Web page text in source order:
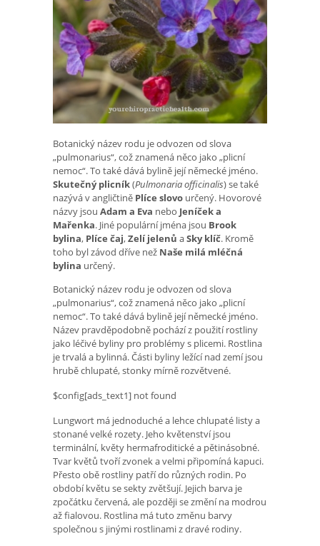
Botanický název rodu je odvozen od slova
„pulmonarius“, což znamená něco jako „plicní
nemoc“. To také dává bylině její německé jméno.
Skutečný plicník(Pulmonaria officinalis) se také
nazývá v angličtině Plíce slovo určený. Hovorové
názvy jsou Adam a Eva nebo Jeníček a
Mařenka. Jiné populární jména jsou Brook
bylina, Plíce čaj,Zelí jelenů aSky klíč. Kromě
toho byl závod dříve než Naše milá mléčná
bylina určený.
Botanický název rodu je odvozen od slova
„pulmonarius“, což znamená něco jako „plicní
nemoc“. To také dává bylině její německé jméno.
Název pravděpodobně pochází z použití rostliny
jako léčivé byliny pro problémy s plicemi. Rostlina
je trvalá a bylinná. Části byliny ležící nad zemí jsou
hrubě chlupaté, stonky mírně rozvětvené.
$config[ads_text1] not found
Lungwort má jednoduché a lehce chlupaté listy a
stonané velké rozety. Jeho květenství jsou
terminální, květy hermafroditické a pětinásobné.
Tvar květů tvoří zvonek a velmi připomíná kapuci.
Přesto obě rostliny patří do různých rodin. Po
období květu se sekty zvětšují. Jejich barva je
zpočátku červená, ale později se změní na modrou
až fialovou. Rostlina má tuto změnu barvy
společnou s jinými rostlinami z dravé rodiny.